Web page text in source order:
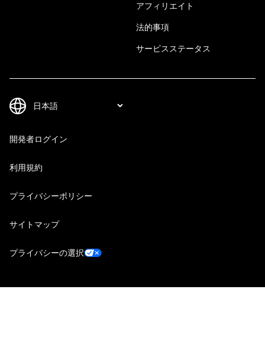
アフィリエイト
法的事項
サービスステータス
開発者ログイン
利用規約
プライバシーポリシー
サイトマップ
プライバシーの選択